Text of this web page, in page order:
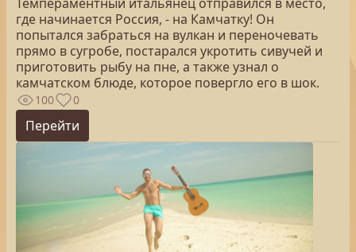
где начинается Россия, - на Камчатку! Он
попытался забраться на вулкан и переночевать
прямо в сугробе, постарался укротить сивучей и
приготовить рыбу на пне, а также узнал о
камчатском блюде, которое повергло его в шок.
100 0
Перейти